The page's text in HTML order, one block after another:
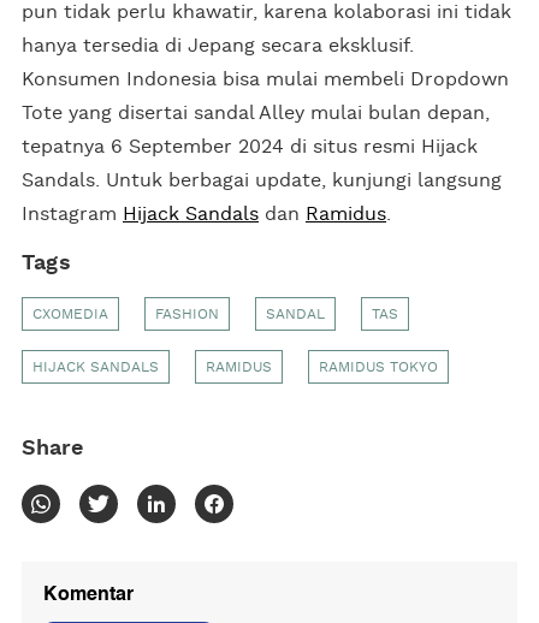
pun tidak perlu khawatir, karena kolaborasi ini tidak
hanya tersedia di Jepang secara eksklusif.
Konsumen Indonesia bisa mulai membeli Dropdown
Tote yang disertai sandal Alley mulai bulan depan,
tepatnya 6 September 2024 di situs resmi Hijack
Sandals. Untuk berbagai update, kunjungi langsung
Instagram Hijack Sandals dan Ramidus
Tags
CXOMEDIA FASHION SANDAL TAS
HIJACK SANDALS RAMIDUS RAMIDUS TOKYO
Share